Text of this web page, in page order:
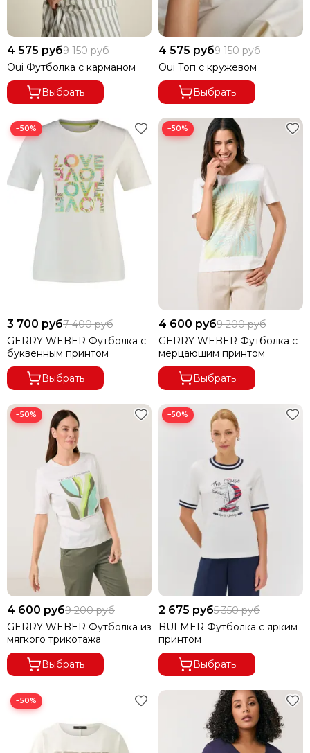
4 575 руб9 150 руб
Oui Футболка с карманом
Выбрать
4 575 руб9 150 руб
Oui Топ с кружевом
Выбрать
−50%
3 700 руб7 400 руб
GERRY WEBER Футболка с
буквенным принтом
Выбрать
−50%
4 600 руб9 200 руб
GERRY WEBER Футболка с
мерцающим принтом
Выбрать
−50%
4 600 руб9 200 руб
GERRY WEBER Футболка из
мягкого трикотажа
Выбрать
−50%
2 675 руб5 350 руб
BULMER Футболка с ярким
принтом
Выбрать
−50%